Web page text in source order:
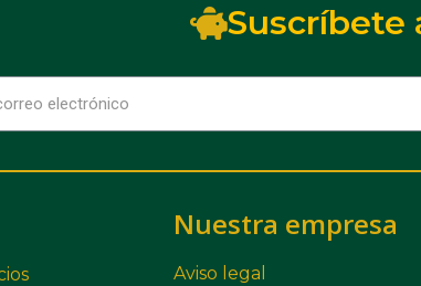
Suscríbete
Nuestra empresa
Aviso legal